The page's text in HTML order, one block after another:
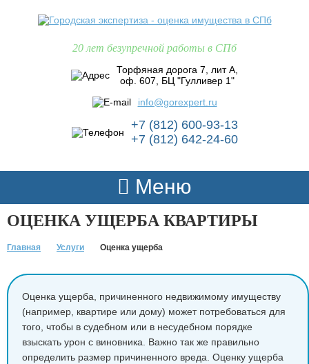
20 лет безупречной работы в СПб
Торфяная дорога 7, лит А,
оф. 607, БЦ "Гулливер 1"
info@gorexpert.ru
+7 (812) 600-93-13
+7 (812) 642-24-60
Меню
ОЦЕНКА УЩЕРБА КВАРТИРЫ
Главная Услуги Оценка ущерба
Оценка ущерба, причиненного недвижимому имуществу
(например, квартире или дому) может потребоваться для
того, чтобы в судебном или в несудебном порядке
взыскать урон с виновника. Важно так же правильно
определить размер причиненного вреда. Оценку ущерба